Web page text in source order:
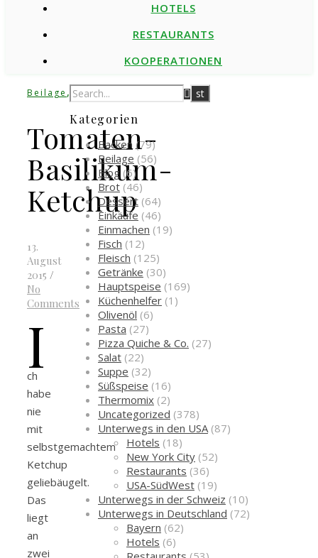
HOTELS
RESTAURANTS
KOOPERATIONEN
Beilage ,Einmachen
Tomaten-
Basilikum-
Ketchup
13.
August
2015 /
No
Comments
I
ch
habe
nie
mit
selbstgemachtem
Ketchup
geliebäugelt.
Das
liegt
an
zwei
Kategorien
Backen (79)
Beilage (56)
Blog (6)
Brot (46)
Dessert (64)
Einkäufe (46)
Einmachen (19)
Fisch (12)
Fleisch (125)
Getränke (30)
Hauptspeise (169)
Küchenhelfer (1)
Olivenöl (6)
Pasta (27)
Pizza Quiche & Co. (27)
Salat (22)
Suppe (32)
Süßspeise (16)
Thermomix (2)
Uncategorized (378)
Unterwegs in den USA(87)
Hotels (18)
New York City (52)
Restaurants (36)
USA-SüdWest (19)
Unterwegs in der Schweiz (10)
Unterwegs in Deutschland (72)
Bayern (62)
Hotels (6)